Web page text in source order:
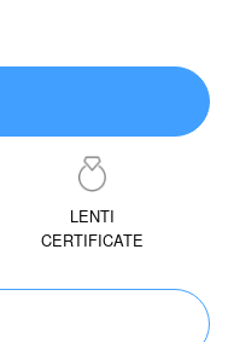
LENTI
CERTIFICATE